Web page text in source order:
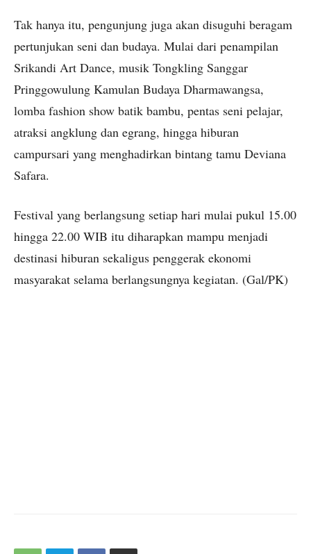
Tak hanya itu, pengunjung juga akan disuguhi beragam
pertunjukan seni dan budaya. Mulai dari penampilan
Srikandi Art Dance, musik Tongkling Sanggar
Pringgowulung Kamulan Budaya Dharmawangsa,
lomba fashion show batik bambu, pentas seni pelajar,
atraksi angklung dan egrang, hingga hiburan
campursari yang menghadirkan bintang tamu Deviana
Safara.
Festival yang berlangsung setiap hari mulai pukul 15.00
hingga 22.00 WIB itu diharapkan mampu menjadi
destinasi hiburan sekaligus penggerak ekonomi
masyarakat selama berlangsungnya kegiatan. (Gal/PK)